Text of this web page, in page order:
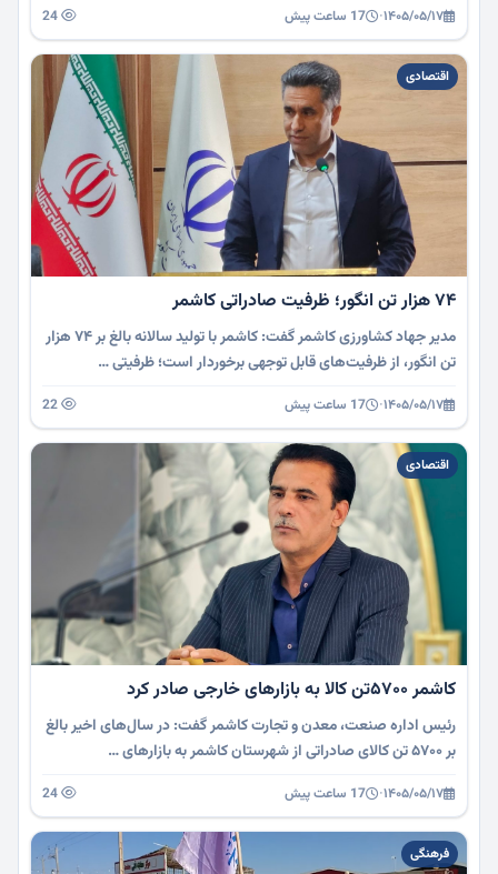
۱۴۰۵/۰۵/۱۷· 17 ساعت پیش
اقتصادی
۷۴ هزار تن انگور؛ ظرفیت صادراتی کاشمر
مدیر جهاد کشاورزی کاشمر گفت: کاشمر با تولید سالانه بالغ بر ۷۴ هزار
تن انگور، از ظرفیت‌های قابل توجهی برخوردار است؛ ظرفیتی …
۱۴۰۵/۰۵/۱۷· 17 ساعت پیش
اقتصادی
کاشمر ۵۷۰۰تن کالا به بازارهای خارجی صادر کرد
رئیس اداره صنعت، معدن و تجارت کاشمر گفت: در سال‌های اخیر بالغ
بر ۵۷۰۰ تن کالای صادراتی از شهرستان کاشمر به بازارهای …
۱۴۰۵/۰۵/۱۷· 17 ساعت پیش
فرهنگی